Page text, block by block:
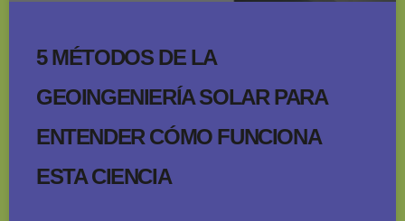
5 MÉTODOS DE LA
GEOINGENIERÍA SOLAR PARA
ENTENDER CÓMO FUNCIONA
ESTA CIENCIA